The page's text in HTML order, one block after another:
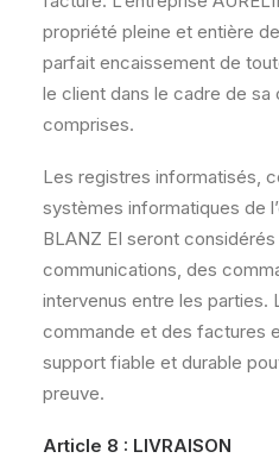
propriété pleine et entière
parfait encaissement de
le client dans le cadre de
comprises.
Les registres informatisés,
systèmes informatiques de
BLANZ EI seront
communications, des
intervenus entre les parties.
commande et des factures
support fiable et durable
preuve.
Article 8 : LIVRAISON